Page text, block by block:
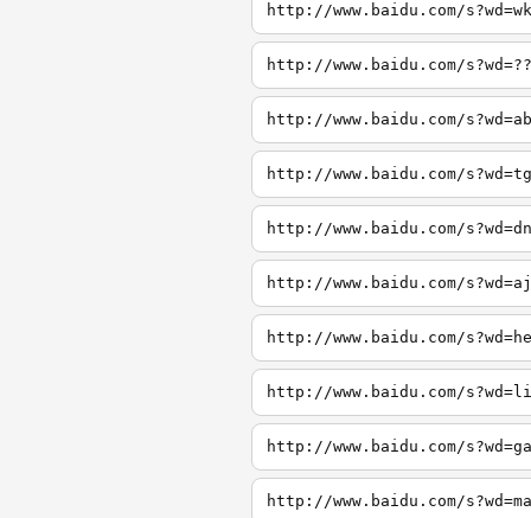
http://www.baidu.com/s?wd=wk
http://www.baidu.com/s?wd=??
http://www.baidu.com/s?wd=ab
http://www.baidu.com/s?wd=tg
http://www.baidu.com/s?wd=dn
http://www.baidu.com/s?wd=aj
http://www.baidu.com/
http://www.baidu.com/
http://www.baidu.com/
http://www.baidu.com/